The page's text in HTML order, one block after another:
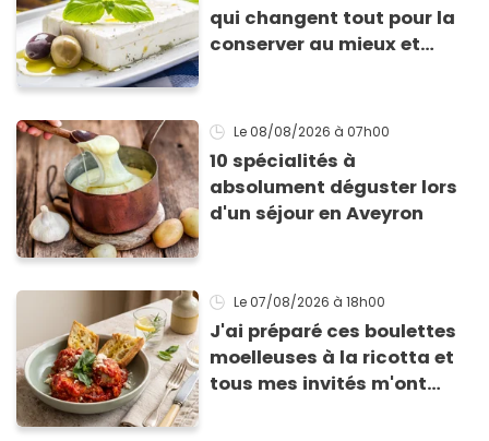
qui changent tout pour la
conserver au mieux et
Le 08/08/2026 à 07h00
10 spécialités à
absolument déguster lors
d'un séjour en Aveyron
Le 07/08/2026 à 18h00
J'ai préparé ces boulettes
moelleuses à la ricotta et
tous mes invités m'ont